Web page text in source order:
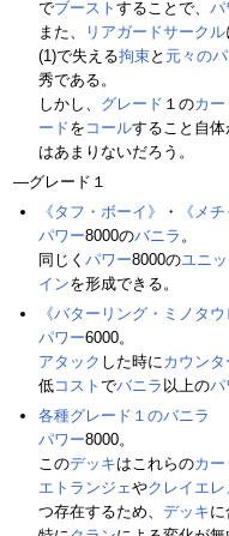
でブースト することで、 パ
また、
リアガードサークル
(1)で失える拘束と 元々の
秀である。
しかし、 グレード １のカー
ードを コールすること自
はあまりないだろう。
―グレード１
《タフ・ボーイ》
・
《メ
パワー8000のバニラ 。
同じく パワー8000のユニッ
インを形成できる。
《バターリング・ミノタウ
パワー6000。
アタック した時にカウンタ
低コスト でバニラ 以上のパ
各種グレード１のバニラ
パワー8000。
このデッキはこれらのカー
エトランジェやクレイエ
つ存在するため、 デッキに